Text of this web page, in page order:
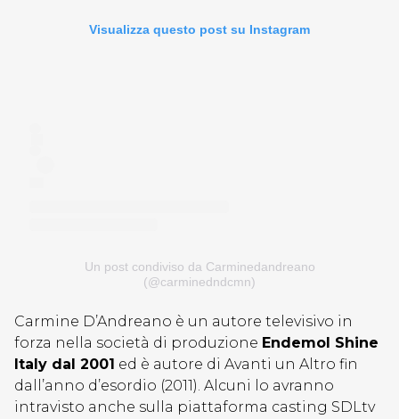
Visualizza questo post su Instagram
Un post condiviso da Carminedandreano
(@carminedndcmn)
Carmine D’Andreano è un autore televisivo in
forza nella società di produzione Endemol Shine
Italy dal 2001 ed è autore di Avanti un Altro fin
dall’anno d’esordio (2011). Alcuni lo avranno
intravisto anche sulla piattaforma casting SDLtv